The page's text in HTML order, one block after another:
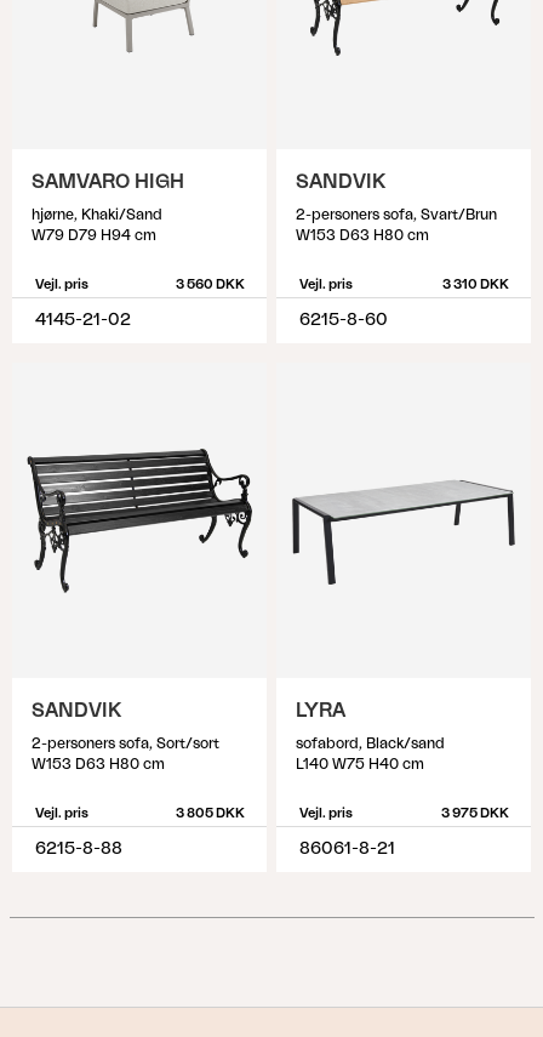
SAMVARO HIGH
hjørne, Khaki/Sand
W79 D79 H94 cm
Vejl. pris 3 560 DKK
4145-21-02
SANDVIK
2-personers sofa, Svart/Brun
W153 D63 H80 cm
Vejl. pris 3 310 DKK
6215-8-60
SANDVIK
2-personers sofa, Sort/sort
W153 D63 H80 cm
Vejl. pris 3 805 DKK
6215-8-88
LYRA
sofabord, Black/sand
L140 W75 H40 cm
Vejl. pris 3 975 DKK
86061-8-21